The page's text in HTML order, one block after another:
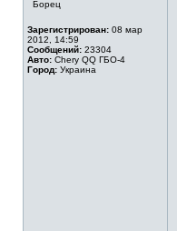
Борец
Зарегистрирован: 08 мар
2012, 14:59
Сообщений: 23304
Авто: Chery QQ ГБО-4
Город: Украина